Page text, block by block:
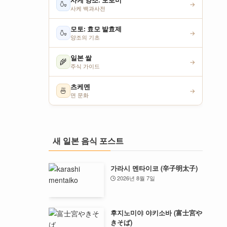
🍶
사케 백과사전
→
🍶 모토: 효모 발효제
양조의 기초
→
🌾 일본 쌀
주식 가이드
→
🍜 츠케멘
면 문화
→
새 일본 음식 포스트
가라시 멘타이코 (辛子明太子)
2026년 8월 7일
후지노미야 야키소바 (富士宮や
きそば)